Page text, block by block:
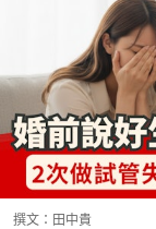
撰文： 田中貴